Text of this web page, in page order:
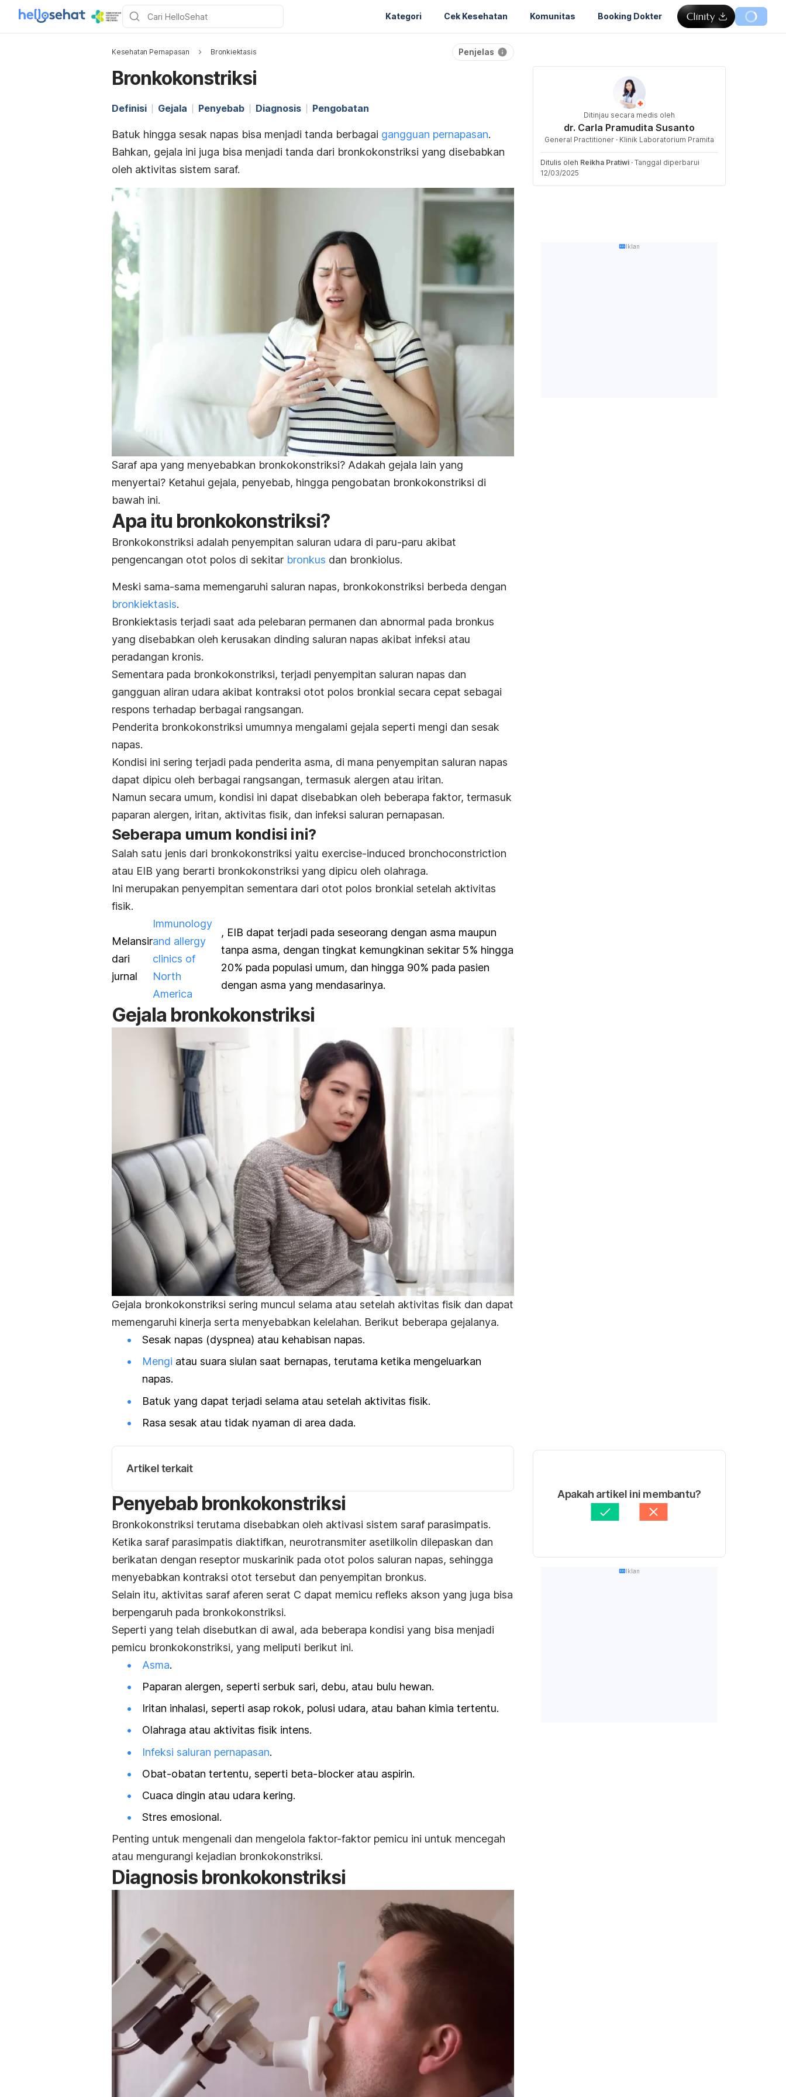
Kategori Cek Kesehatan Komunitas Booking Dokter
Kesehatan Pernapasan Bronkiektasis Penjelas
Bronkokonstriksi
Definisi Gejala Penyebab Diagnosis Pengobatan
Batuk hingga sesak napas bisa menjadi tanda berbagai gangguan pernapasan.
Bahkan, gejala ini juga bisa menjadi tanda dari bronkokonstriksi yang disebabkan
oleh aktivitas sistem saraf.
Saraf apa yang menyebabkan bronkokonstriksi? Adakah gejala lain yang
menyertai? Ketahui gejala, penyebab, hingga pengobatan bronkokonstriksi di
bawah ini.
Apa itu bronkokonstriksi?
Bronkokonstriksi adalah penyempitan saluran udara di paru-paru akibat
pengencangan otot polos di sekitar bronkus dan bronkiolus.
Meski sama-sama memengaruhi saluran napas, bronkokonstriksi berbeda dengan
bronkiektasis.
Bronkiektasis terjadi saat ada pelebaran permanen dan abnormal pada bronkus
yang disebabkan oleh kerusakan dinding saluran napas akibat infeksi atau
peradangan kronis.
Sementara pada bronkokonstriksi, terjadi penyempitan saluran napas dan
gangguan aliran udara akibat kontraksi otot polos bronkial secara cepat sebagai
respons terhadap berbagai rangsangan.
Penderita bronkokonstriksi umumnya mengalami gejala seperti mengi dan sesak
napas.
Kondisi ini sering terjadi pada penderita asma, di mana penyempitan saluran napas
dapat dipicu oleh berbagai rangsangan, termasuk alergen atau iritan.
Namun secara umum, kondisi ini dapat disebabkan oleh beberapa faktor, termasuk
paparan alergen, iritan, aktivitas fisik, dan infeksi saluran pernapasan.
Seberapa umum kondisi ini?
Salah satu jenis dari bronkokonstriksi yaitu exercise-induced bronchoconstriction
atau EIB yang berarti bronkokonstriksi yang dipicu oleh olahraga.
Ini merupakan penyempitan sementara dari otot polos bronkial setelah aktivitas
fisik.
Melansir
dari
jurnal
Immunology
and allergy
clinics of
North
America
, EIB dapat terjadi pada seseorang dengan asma maupun
tanpa asma, dengan tingkat kemungkinan sekitar 5% hingga
20% pada populasi umum, dan hingga 90% pada pasien
dengan asma yang mendasarinya.
Gejala bronkokonstriksi
Gejala bronkokonstriksi sering muncul selama atau setelah aktivitas fisik dan dapat
memengaruhi kinerja serta menyebabkan kelelahan. Berikut beberapa gejalanya.
Sesak napas (dyspnea) atau kehabisan napas.
Mengi atau suara siulan saat bernapas, terutama ketika mengeluarkan
napas.
Batuk yang dapat terjadi selama atau setelah aktivitas fisik.
Rasa sesak atau tidak nyaman di area dada.
Artikel terkait
Penyebab bronkokonstriksi
Bronkokonstriksi terutama disebabkan oleh aktivasi sistem saraf parasimpatis.
Ketika saraf parasimpatis diaktifkan, neurotransmiter asetilkolin dilepaskan dan
berikatan dengan reseptor muskarinik pada otot polos saluran napas, sehingga
menyebabkan kontraksi otot tersebut dan penyempitan bronkus.
Selain itu, aktivitas saraf aferen serat C dapat memicu refleks akson yang juga bisa
berpengaruh pada bronkokonstriksi.
Seperti yang telah disebutkan di awal, ada beberapa kondisi yang bisa menjadi
pemicu bronkokonstriksi, yang meliputi berikut ini.
Asma.
Paparan alergen, seperti serbuk sari, debu, atau bulu hewan.
Iritan inhalasi, seperti asap rokok, polusi udara, atau bahan kimia tertentu.
Olahraga atau aktivitas fisik intens.
Infeksi saluran pernapasan.
Obat-obatan tertentu, seperti beta-blocker atau aspirin.
Cuaca dingin atau udara kering.
Stres emosional.
Penting untuk mengenali dan mengelola faktor-faktor pemicu ini untuk mencegah
atau mengurangi kejadian bronkokonstriksi.
Diagnosis bronkokonstriksi
Ditinjau secara medis oleh
dr. Carla Pramudita Susanto
General Practitioner · Klinik Laboratorium Pramita
Ditulis oleh Reikha Pratiwi · Tanggal diperbarui
12/03/2025
Iklan
Apakah artikel ini membantu?
Iklan